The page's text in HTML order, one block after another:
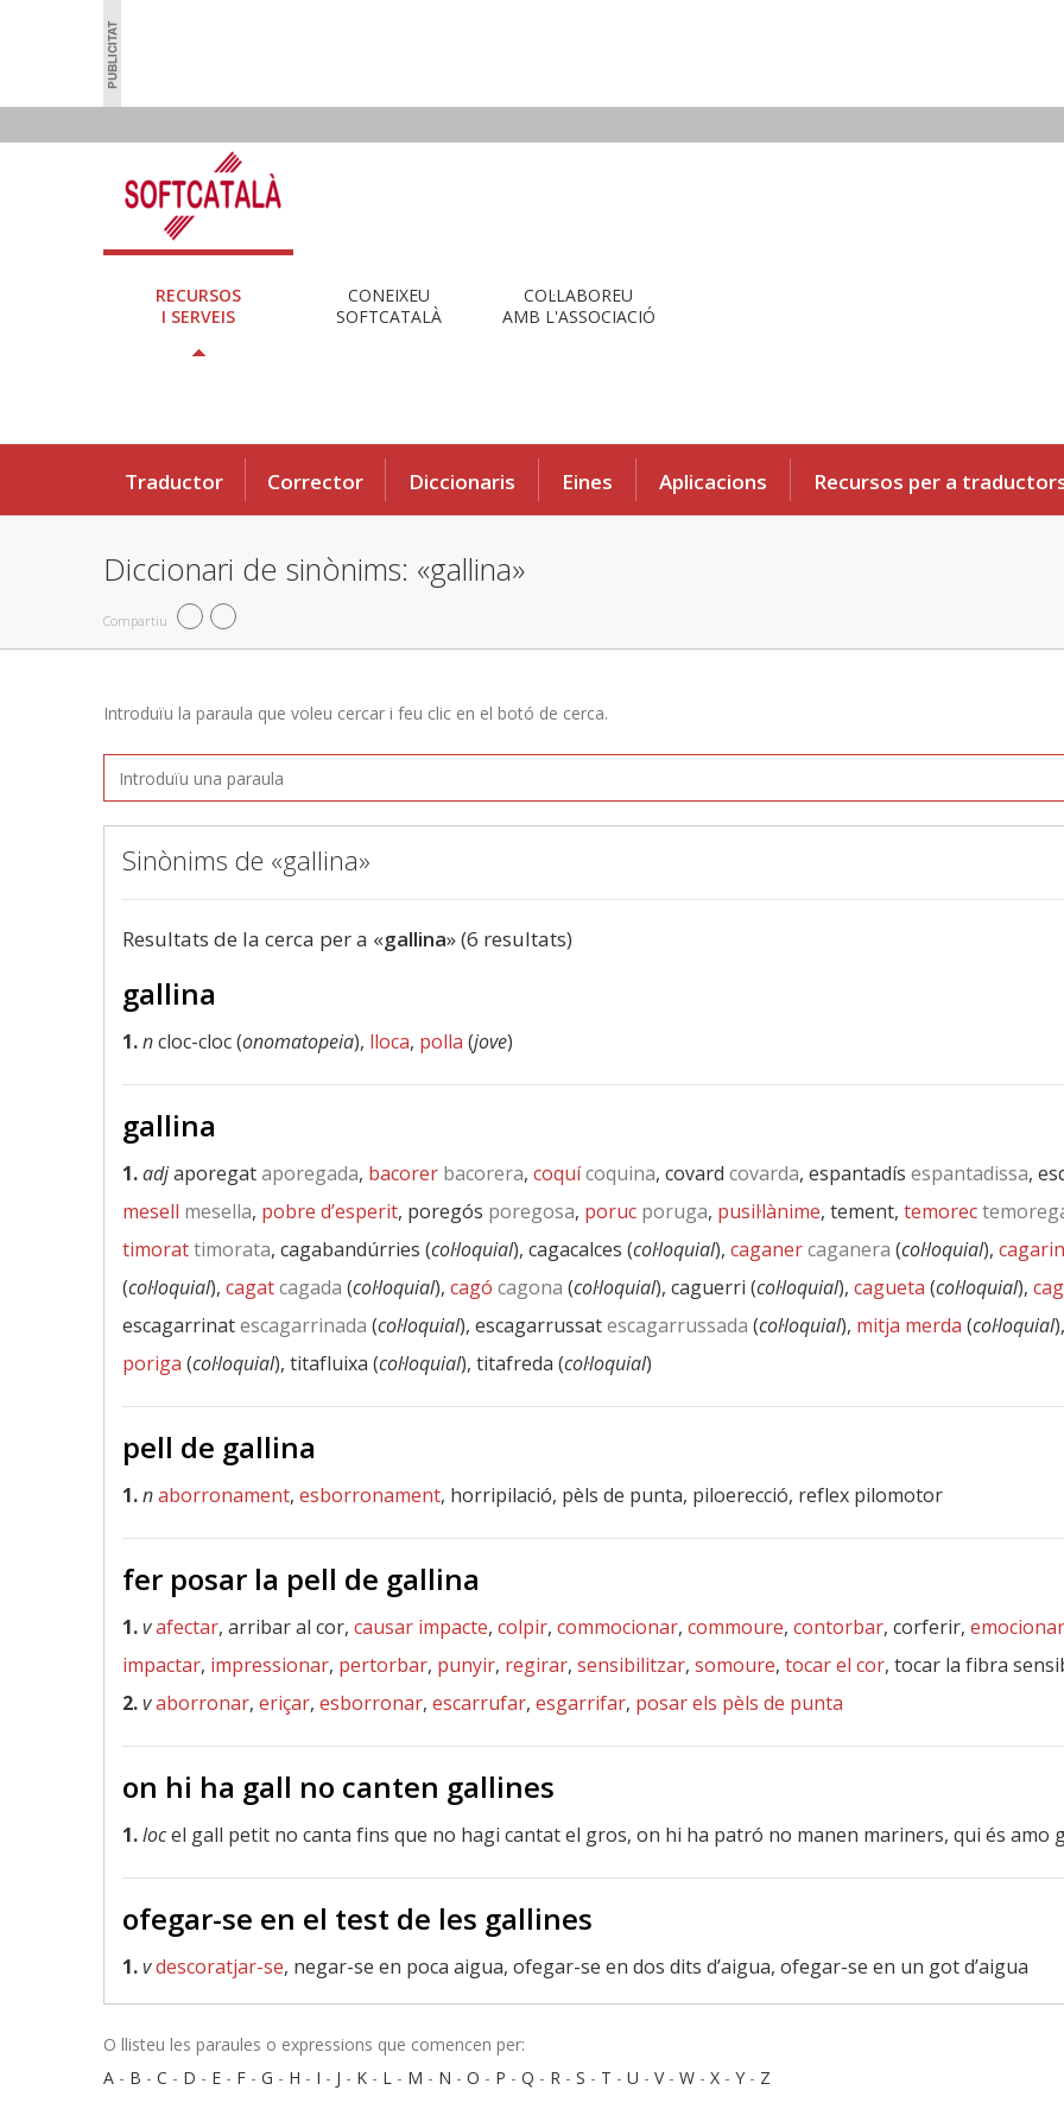
RECURSOS
I SERVEIS
CONEIXEU
SOFTCATALÀ
COL·LABOREU
AMB L'ASSOCIACIÓ
Traductor Corrector Diccionaris Eines Aplicacions Recursos per a
Diccionari de sinònims: «gallina»
Compartiu
Introduïu la paraula que voleu cercar i feu clic en el botó de cerca.
Sinònims de «gallina»
Resultats de la cerca per a «gallina» (6 resultats)
gallina
1.ncloc-cloc (onomatopeia), lloca, polla (jove)
gallina
1.adjaporegataporegada, bacorer bacorera, coquícoquina, covard covarda, espantadís espantadissa,
mesell mesella, pobre d’esperit, poregós poregosa, poruc poruga, pusil·lànime, tement, temorec
timorattimorata, cagabandúrries (col·loquial), cagacalces (col·loquial), caganercaganera (col·loquial),
(col·loquial), cagatcagada (col·loquial), cagó cagona (col·loquial), caguerri (col·loquial), cagueta (col·loquial),
escagarrinatescagarrinada (col·loquial), escagarrussatescagarrussada (col·loquial), mitja merda (col·loquial),
poriga (col·loquial), titafluixa (col·loquial), titafreda (col·loquial)
pell de gallina
1.naborronament, esborronament, horripilació, pèls de punta, piloerecció, reflex pilomotor
fer posar la pell de gallina
1.vafectar, arribar al cor, causar impacte, colpir, commocionar, commoure, contorbar, corferir, emocionar
impactar, impressionar, pertorbar, punyir, regirar, sensibilitzar, somoure, tocar el cor, tocar la fibra
2.vaborronar, eriçar, esborronar, escarrufar, esgarrifar, posar els pèls de punta
on hi ha gall no canten gallines
1.locel gall petit no canta fins que no hagi cantat el gros, on hi ha patró no manen mariners, qui és amo
ofegar-se en el test de les gallines
1.vdescoratjar-se, negar-se en poca aigua, ofegar-se en dos dits d’aigua, ofegar-se en un got d’aigua
O llisteu les paraules o expressions que comencen per:
A - B - C - D - E - F - G - H - I - J - K - L - M - N - O - P - Q - R - S - T - U - V- W - X - Y - Z